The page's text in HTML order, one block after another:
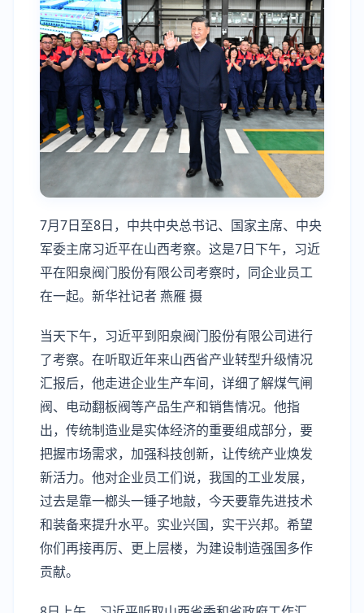
7月7日至8日，中共中央总书记、国家主席、中央
军委主席习近平在山西考察。这是7日下午，习近
平在阳泉阀门股份有限公司考察时，同企业员工
在一起。新华社记者 燕雁 摄
当天下午，习近平到阳泉阀门股份有限公司进行
了考察。在听取近年来山西省产业转型升级情况
汇报后，他走进企业生产车间，详细了解煤气闸
阀、电动翻板阀等产品生产和销售情况。他指
出，传统制造业是实体经济的重要组成部分，要
把握市场需求，加强科技创新，让传统产业焕发
新活力。他对企业员工们说，我国的工业发展，
过去是靠一榔头一锤子地敲，今天要靠先进技术
和装备来提升水平。实业兴国，实干兴邦。希望
你们再接再厉、更上层楼，为建设制造强国多作
贡献。